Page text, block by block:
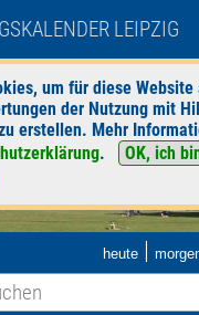
LEIPZIG
um für diese
der Nutzung mit
erstellen. Mehr
.
OK, ich
heute |